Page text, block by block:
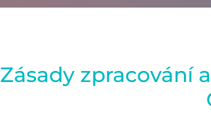
Zásady zpracování